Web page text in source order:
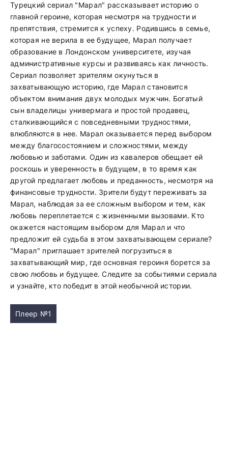
Турецкий сериал "Марал" рассказывает историю о
главной героине, которая несмотря на трудности и
препятствия, стремится к успеху. Родившись в семье,
которая не верила в ее будущее, Марал получает
образование в Лондонском университете, изучая
административные курсы и развиваясь как личность.
Сериал позволяет зрителям окунуться в
захватывающую историю, где Марал становится
объектом внимания двух молодых мужчин. Богатый
сын владелицы универмага и простой продавец,
сталкивающийся с повседневными трудностями,
влюбляются в нее. Марал оказывается перед выбором
между благосостоянием и сложностями, между
любовью и заботами. Один из кавалеров обещает ей
роскошь и уверенность в будущем, в то время как
другой предлагает любовь и преданность, несмотря на
финансовые трудности. Зрители будут переживать за
Марал, наблюдая за ее сложным выбором и тем, как
любовь переплетается с жизненными вызовами. Кто
окажется настоящим выбором для Марал и что
предложит ей судьба в этом захватывающем сериале?
"Марал" приглашает зрителей погрузиться в
захватывающий мир, где основная героиня борется за
свою любовь и будущее. Следите за событиями сериала
и узнайте, кто победит в этой необычной истории.
Плеер №1